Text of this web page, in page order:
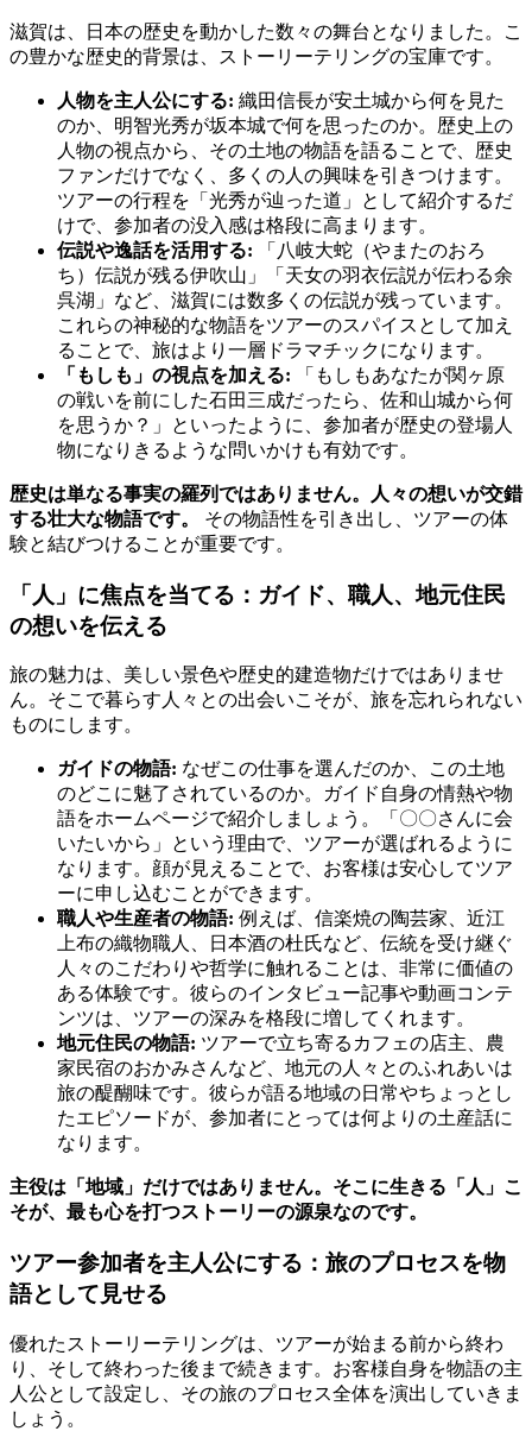
滋賀は、日本の歴史を動かした数々の舞台となりました。こ
の豊かな歴史的背景は、ストーリーテリングの宝庫です。
人物を主人公にする: 織田信長が安土城から何を見た
のか、明智光秀が坂本城で何を思ったのか。歴史上の
人物の視点から、その土地の物語を語ることで、歴史
ファンだけでなく、多くの人の興味を引きつけます。
ツアーの行程を「光秀が辿った道」として紹介するだ
けで、参加者の没入感は格段に高まります。
伝説や逸話を活用する: 「八岐大蛇（やまたのおろ
ち）伝説が残る伊吹山」「天女の羽衣伝説が伝わる余
呉湖」など、滋賀には数多くの伝説が残っています。
これらの神秘的な物語をツアーのスパイスとして加え
ることで、旅はより一層ドラマチックになります。
「もしも」の視点を加える: 「もしもあなたが関ヶ原
の戦いを前にした石田三成だったら、佐和山城から何
を思うか？」といったように、参加者が歴史の登場人
物になりきるような問いかけも有効です。
歴史は単なる事実の羅列ではありません。人々の想いが交錯
する壮大な物語です。
その物語性を引き出し、ツアーの体
験と結びつけることが重要です。
「人」に焦点を当てる ：ガイド、職人、地元住民
の想いを伝える
旅の魅力は、美しい景色や歴史的建造物だけではありませ
ん。そこで暮らす人々との出会いこそが、旅を忘れられない
ものにします。
ガイドの物語: なぜこの仕事を選んだのか、この土地
のどこに魅了されているのか。ガイド自身の情熱や物
語をホームページで紹介しましょう。「〇〇さんに会
いたいから」という理由で、ツアーが選ばれるように
なります。顔が見えることで、お客様は安心してツア
ーに申し込むことができます。
職人や生産者の物語: 例えば、信楽焼の陶芸家、近江
上布の織物職人、日本酒の杜氏など、伝統を受け継ぐ
人々のこだわりや哲学に触れることは、非常に価値の
ある体験です。彼らのインタビュー記事や動画コンテ
ンツは、ツアーの深みを格段に増してくれます。
地元住民の物語: ツアーで立ち寄るカフェの店主、農
家民宿のおかみさんなど、地元の人々とのふれあいは
旅の醍醐味です。彼らが語る地域の日常やちょっとし
たエピソードが、参加者にとっては何よりの土産話に
なります。
主役は「地域」だけではありません。そこに生きる「人」こ
そが、最も心を打つストーリーの源泉なのです。
ツアー参加者を主人公にする ：旅のプロセスを物
語として見せる
優れたストーリーテリングは、ツアーが始まる前から終わ
り、そして終わった後まで続きます。お客様自身を物語の主
人公として設定し、その旅のプロセス全体を演出していきま
しょう。